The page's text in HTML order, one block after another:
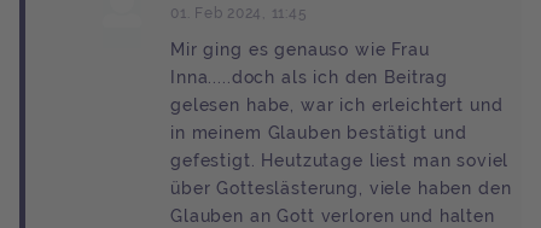
01. Feb 2024, 11:45
Mir ging es genauso wie Frau
Inna.....doch als ich den Beitrag
gelesen habe, war ich erleichtert und
in meinem Glauben bestätigt und
gefestigt. Heutzutage liest man soviel
über Gotteslästerung, viele haben den
Glauben an Gott verloren und halten